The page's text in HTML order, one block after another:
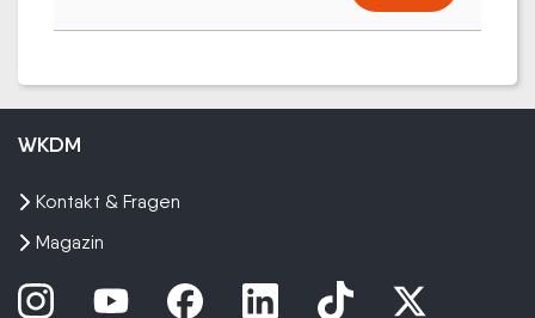
WKDM
Kontakt & Fragen
Magazin